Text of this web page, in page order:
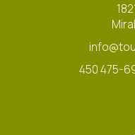
450 475-